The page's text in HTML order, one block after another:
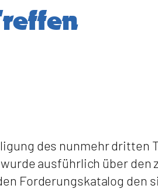
des nunmehr dritten
ausführlich über
Forderungskatalog den